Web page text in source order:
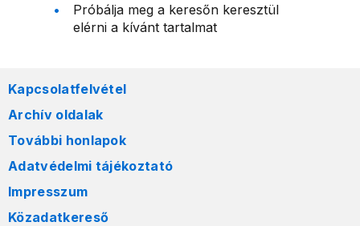
Próbálja meg a keresőn keresztül
elérni a kívánt tartalmat
Kapcsolatfelvétel
Archív oldalak
További honlapok
Adatvédelmi tájékoztató
Impresszum
Közadatkereső